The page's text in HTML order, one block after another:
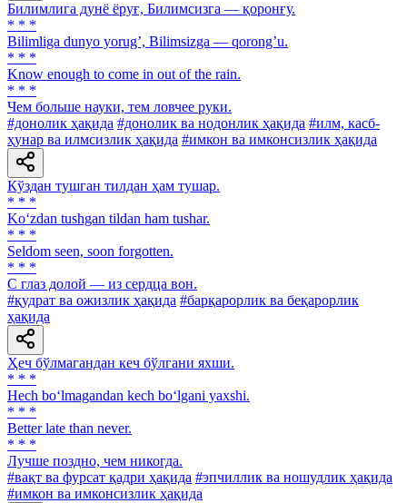
Билимлига дунё ёруғ, Билимсизга — қоронғу.
* * *
Bilimliga dunyo yorugʼ, Bilimsizga — qorongʼu.
* * *
Know enough to come in out of the rain.
* * *
Чем больше науки, тем ловчее руки.
#донолик ҳақида #донолик ва нодонлик ҳақида #илм, касб-
ҳунар ва илмсизлик ҳақида #имкон ва имконсизлик ҳақида
Кўздан тушган тилдан ҳам тушар.
* * *
Ko‘zdan tushgan tildan ham tushar.
* * *
Seldom seen, soon forgotten.
* * *
С глаз долой — из сердца вон.
#қудрат ва ожизлик ҳақида #барқарорлик ва беқарорлик
ҳақида
Ҳеч бўлмагандан кеч бўлгани яхши.
* * *
Hech bo‘lmagandan kech bo‘lgani yaxshi.
* * *
Better late than never.
* * *
Лучше поздно, чем никогда.
#вақт ва фурсат қадри ҳақида #эпчиллик ва ношудлик ҳақида
#имкон ва имконсизлик ҳақида